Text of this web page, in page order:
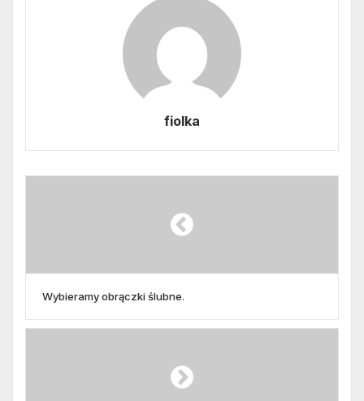
fiolka
Wybieramy obrączki ślubne.